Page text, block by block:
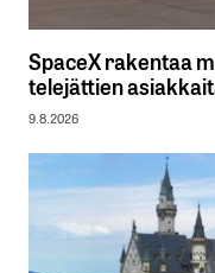
SpaceX rakentaa
telejättien
9.8.2026